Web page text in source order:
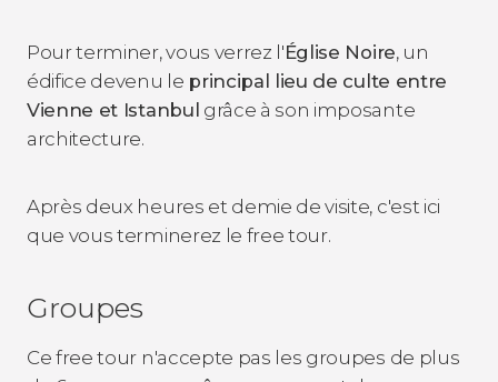
Pour terminer, vous verrez l'Église Noire, un
édifice devenu le principal lieu de culte entre
Vienne et Istanbul grâce à son imposante
architecture.
Après deux heures et demie de visite, c'est ici
que vous terminerez le free tour.
Groupes
Ce free tour n'accepte pas les groupes de plus